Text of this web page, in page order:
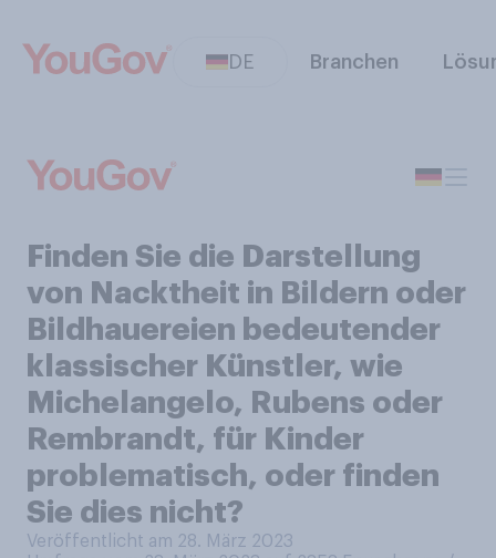
DE Branchen
Finden Sie die Darstellung
von Nacktheit in Bildern oder
Bildhauereien bedeutender
klassischer Künstler, wie
Michelangelo, Rubens oder
Rembrandt, für Kinder
problematisch, oder finden
Sie dies nicht?
Veröffentlicht am 28. März 2023